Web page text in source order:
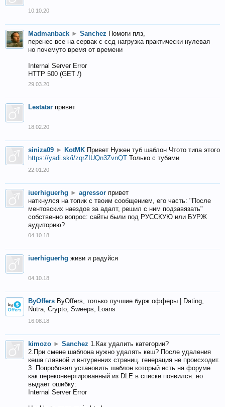
10.10.20
Madmanback ► Sanchez Помоги плз,
перенес все на сервак с ссд нагрузка практически нулевая
но почемуто время от времени
Internal Server Error
HTTP 500 (GET /)
29.03.20
Lestatar привет
18.02.20
siniza09 ► KotMK Привет Нужен туб шаблон Чтото типа этого
https://yadi.sk/i/zqrZIUQn3ZvnQT Только с тубами
22.01.20
iuerhiguerhg ► agressor привет
наткнулся на топик с твоим сообщением, его часть: "После
ментовских наездов за адалт, решил с ним подзавязать"
собственно вопрос: сайты были под РУССКУЮ или БУРЖ
аудиторию?
04.10.18
iuerhiguerhg живи и радуйся
04.10.18
ByOffers ByOffers, только лучшие бурж офферы | Dating,
Nutra, Crypto, Sweeps, Loans
16.08.18
kimozo ► Sanchez 1.Как удалить категории?
2.При смене шаблона нужно удалять кеш? После удаления
кеша главной и внтуренних страниц. генерация не происходит.
3. Попробовал установить шаблон который есть на форуме
как переконвертированный из DLE в списке появился. но
выдает ошибку:
Internal Server Error